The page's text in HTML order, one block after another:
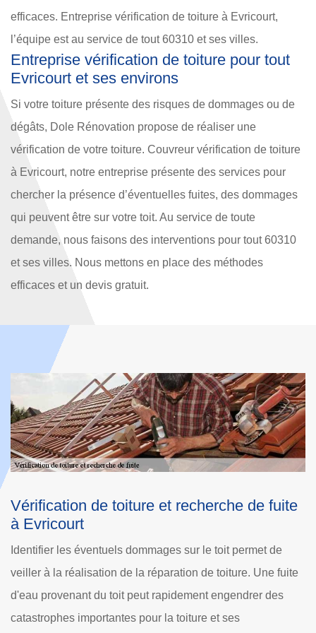
efficaces. Entreprise vérification de toiture à Evricourt,
l’équipe est au service de tout 60310 et ses villes.
Entreprise vérification de toiture pour tout
Evricourt et ses environs
Si votre toiture présente des risques de dommages ou de
dégâts, Dole Rénovation propose de réaliser une
vérification de votre toiture. Couvreur vérification de toiture
à Evricourt, notre entreprise présente des services pour
chercher la présence d’éventuelles fuites, des dommages
qui peuvent être sur votre toit. Au service de toute
demande, nous faisons des interventions pour tout 60310
et ses villes. Nous mettons en place des méthodes
efficaces et un devis gratuit.
Devis vérification de toiture à Evricourt
Afin de disposer une toiture de qualité au cours du temps, il
est important qu’elle soit loin des risques d’infiltration et de
fuite d’eau. Couvreur vérification de toiture à Evricourt,
Dole Rénovation est une entreprise vérification de toiture
60310 au service de toute demande et de tout projet.